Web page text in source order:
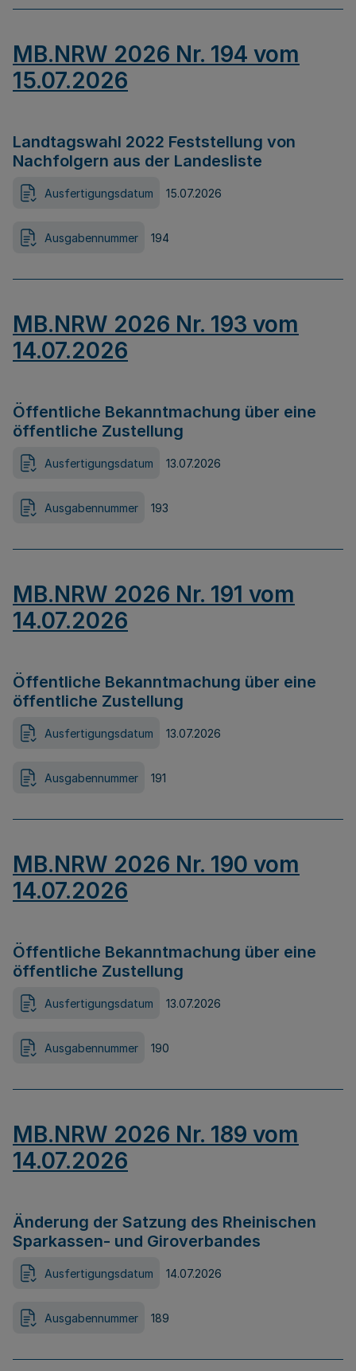
MB.NRW 2026 Nr. 194 vom
15.07.2026
Landtagswahl 2022 Feststellung von
Nachfolgern aus der Landesliste
Ausfertigungsdatum 15.07.2026
Ausgabennummer 194
MB.NRW 2026 Nr. 193 vom
14.07.2026
Öffentliche Bekanntmachung über eine
öffentliche Zustellung
Ausfertigungsdatum 13.07.2026
Ausgabennummer 193
MB.NRW 2026 Nr. 191 vom
14.07.2026
Öffentliche Bekanntmachung über eine
öffentliche Zustellung
Ausfertigungsdatum 13.07.2026
Ausgabennummer 191
MB.NRW 2026 Nr. 190 vom
14.07.2026
Öffentliche Bekanntmachung über eine
öffentliche Zustellung
Ausfertigungsdatum 13.07.2026
Ausgabennummer 190
MB.NRW 2026 Nr. 189 vom
14.07.2026
Änderung der Satzung des Rheinischen
Sparkassen- und Giroverbandes
Ausfertigungsdatum 14.07.2026
Ausgabennummer 189